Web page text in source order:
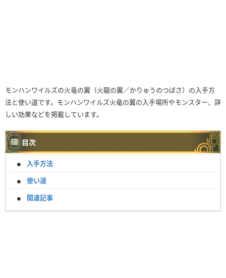
モンハンワイルズの火竜の翼（火龍の翼／かりゅうのつばさ）の入手方
法と使い道です。モンハンワイルズ火竜の翼の入手場所やモンスター、詳
しい効果などを掲載しています。
目次
入手方法
使い道
関連記事